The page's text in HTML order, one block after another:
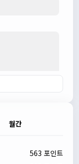
월간
563 포인트